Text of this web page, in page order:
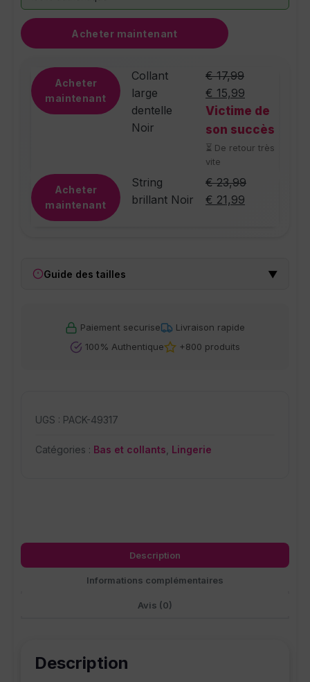
Acheter maintenant
Acheter
maintenant
Ce produit a plusieurs variations.
Collant
large
dentelle
Noir
€17,99
Le prix initial était :
€ 15,99
Victime de
son succès
De retour très
vite
Acheter
maintenant
String
brillant Noir
€23,99
€ 21,99
Guide des tailles ▼
Paiement securise
Livraison rapide
100% Authentique
+800 produits
UGS : PACK-49317
Catégories : Bas et collants Lingerie
Description
Informations complémentaires
Avis (0)
Description